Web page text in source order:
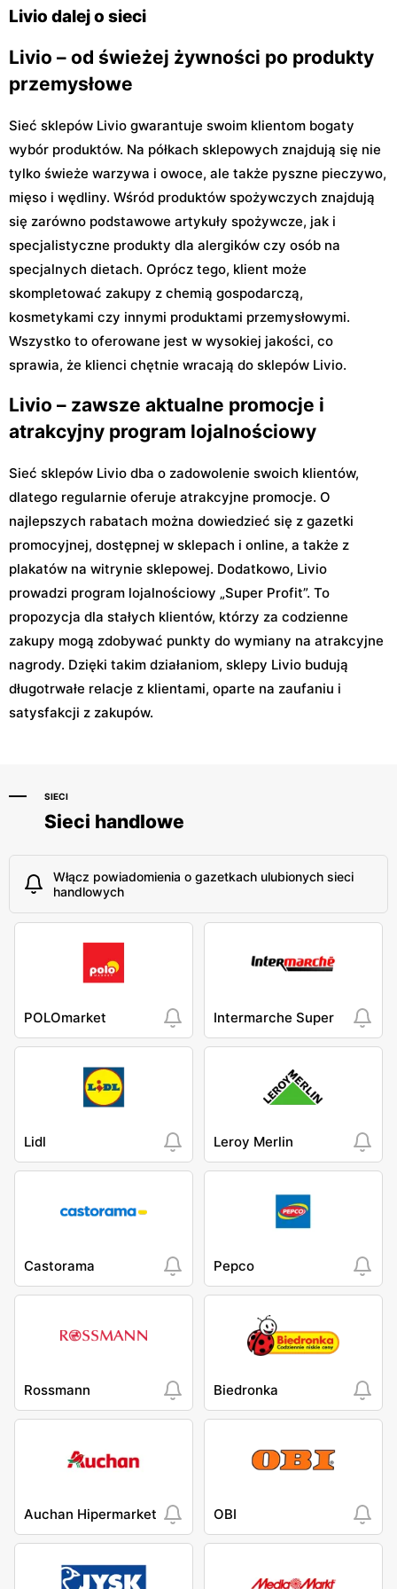
Livio dalej o sieci
Livio – od świeżej żywności po produkty
przemysłowe
Sieć sklepów Livio gwarantuje swoim klientom bogaty
wybór produktów. Na półkach sklepowych znajdują się nie
tylko świeże warzywa i owoce, ale także pyszne pieczywo,
mięso i wędliny. Wśród produktów spożywczych znajdują
się zarówno podstawowe artykuły spożywcze, jak i
specjalistyczne produkty dla alergików czy osób na
specjalnych dietach. Oprócz tego, klient może
skompletować zakupy z chemią gospodarczą,
kosmetykami czy innymi produktami przemysłowymi.
Wszystko to oferowane jest w wysokiej jakości, co
sprawia, że klienci chętnie wracają do sklepów Livio.
Livio – zawsze aktualne promocje i
atrakcyjny program lojalnościowy
Sieć sklepów Livio dba o zadowolenie swoich klientów,
dlatego regularnie oferuje atrakcyjne promocje. O
najlepszych rabatach można dowiedzieć się z gazetki
promocyjnej, dostępnej w sklepach i online, a także z
plakatów na witrynie sklepowej. Dodatkowo, Livio
prowadzi program lojalnościowy „Super Profit”. To
propozycja dla stałych klientów, którzy za codzienne
zakupy mogą zdobywać punkty do wymiany na atrakcyjne
nagrody. Dzięki takim działaniom, sklepy Livio budują
długotrwałe relacje z klientami, oparte na zaufaniu i
satysfakcji z zakupów.
SIECI
Sieci handlowe
Włącz powiadomienia o gazetkach ulubionych sieci
handlowych
POLOmarket Intermarche Super
Lidl Leroy Merlin
Castorama Pepco
Rossmann Biedronka
Auchan Hipermarket OBI